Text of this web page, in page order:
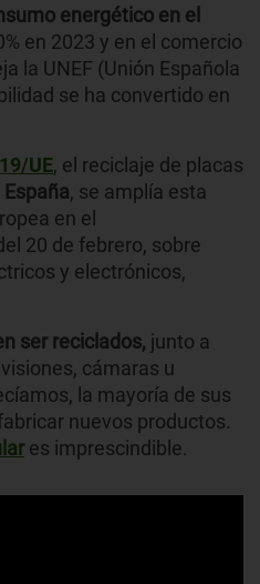
energético en el
en 2023 y en el comercio
la UNEF (Unión Española
se ha convertido en
UE, el reciclaje de placas
España, se amplía esta
en el
20 de febrero, sobre
y electrónicos,
ser reciclados, junto a
cámaras u
la mayoría de sus
nuevos productos.
es imprescindible.